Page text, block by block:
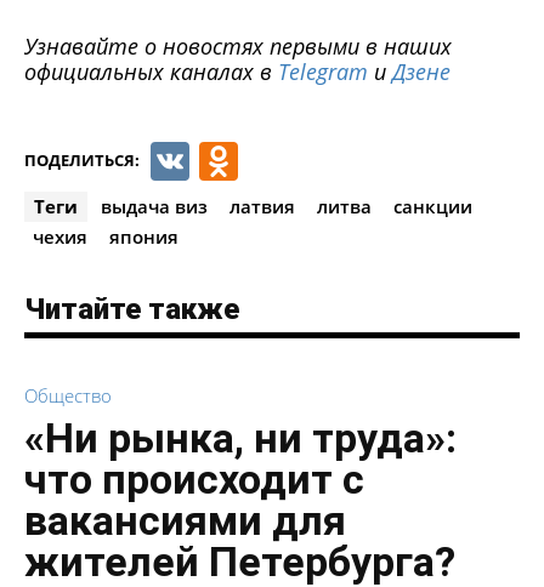
Узнавайте о новостях первыми в наших
официальных каналах в Telegram иДзене
ПОДЕЛИТЬСЯ: VK
Теги выдача виз латвия литва
санкции
чехия
япония
Читайте также
Общество
«Ни рынка, ни труда»:
что происходит с
вакансиями для
жителей Петербурга?